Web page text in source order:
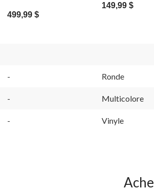
499,99 $
149,99 $
- Ronde
- Multicolore
- Vinyle